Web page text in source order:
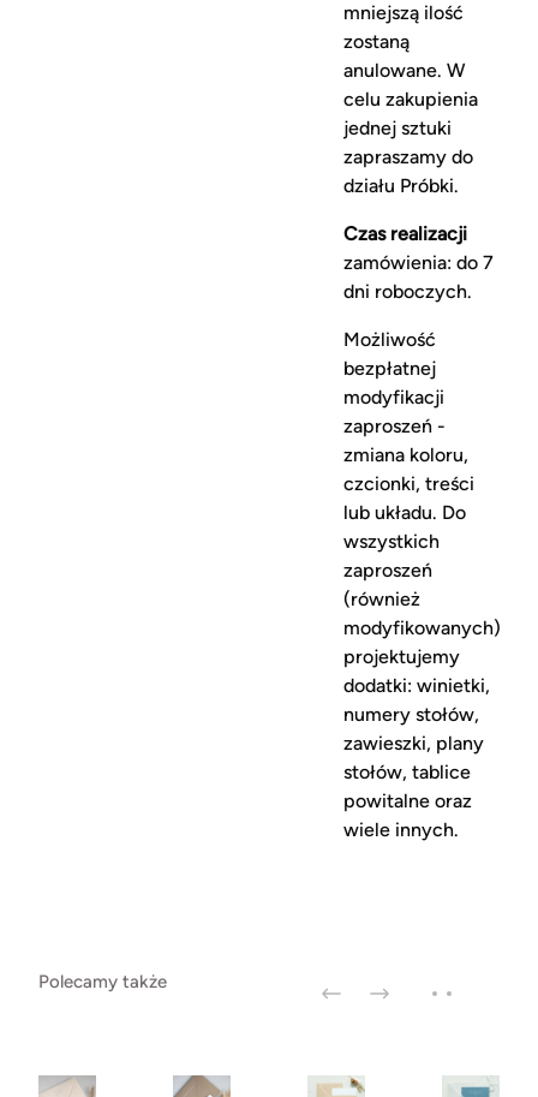
mniejszą ilość
zostaną
anulowane. W
celu zakupienia
jednej sztuki
zapraszamy do
działu Próbki.
Czas realizacji
zamówienia: do 7
dni roboczych.
Możliwość
bezpłatnej
modyfikacji
zaproszeń -
zmiana koloru,
czcionki, treści
lub układu. Do
wszystkich
zaproszeń
(również
modyfikowanych)
projektujemy
dodatki: winietki,
numery stołów,
zawieszki, plany
stołów, tablice
powitalne oraz
wiele innych.
Polecamy także